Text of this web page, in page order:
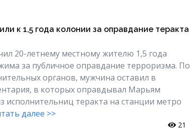
к 1,5 года колонии за оправдание теракта
20-летнему местному жителю 1,5 года
за публичное оправдание терроризма. По
органов, мужчина оставил в
в которых оправдывал Марьям
теракта на станции метро
далее >>
21